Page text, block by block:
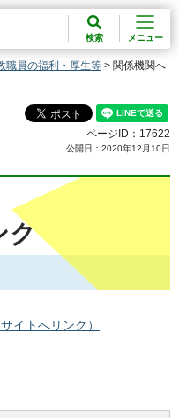
検索 メニュー
職員の福利・厚生等 > 関係機関へ
ページID：17622
公開日：2020年12月10日
ク
イトへリンク）